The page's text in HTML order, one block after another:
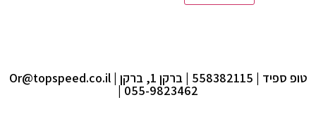
טופ ספיד | 558382115 | ברקן 1, ברקן | Or@topspeed.co.il
| 055-9823462